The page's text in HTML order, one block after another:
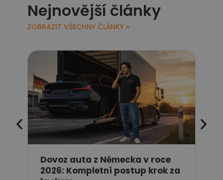
Nejnovější články
ZOBRAZIT VŠECHNY ČLÁNKY »
Dovoz auta z Německa v roce
2026: Kompletní postup krok za